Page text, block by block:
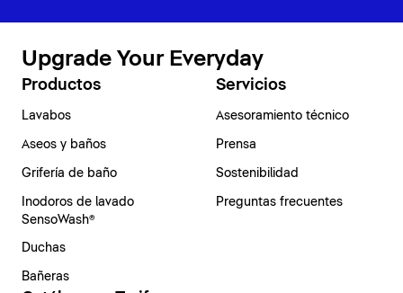
Upgrade Your Everyday
Productos
Lavabos
Aseos y baños
Grifería de baño
Inodoros de lavado
SensoWash®
Duchas
Bañeras
Servicios
Asesoramiento técnico
Prensa
Sostenibilidad
Preguntas frecuentes